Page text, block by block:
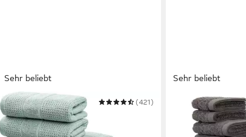
Sehr beliebt
OTTO HOME
Handtuch Set Kimi, Duschtuch,
Handtücher und Gästetücher
(421)
Sehr beliebt
OTTO HOME
Handtuch Set
und Serie,